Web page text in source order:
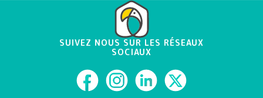
SUIVEZ NOUS SUR LES RÉSEAUX
SOCIAUX